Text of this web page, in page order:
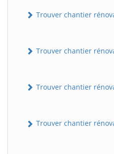
Trouver chantier
Trouver chantier
Trouver chantier
Trouver chantier